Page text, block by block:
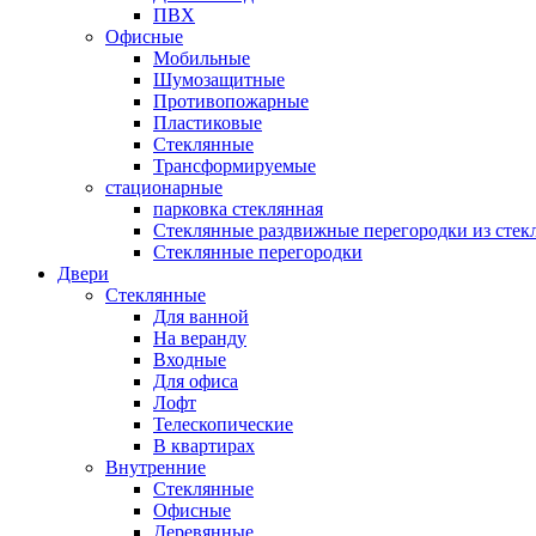
ПВХ
Офисные
Мобильные
Шумозащитные
Противопожарные
Пластиковые
Стеклянные
Трансформируемые
стационарные
парковка стеклянная
Стеклянные раздвижные перегородки из
Стеклянные перегородки
Двери
Стеклянные
Для ванной
На веранду
Входные
Для офиса
Лофт
Телескопические
В квартирах
Внутренние
Стеклянные
Офисные
Деревянные